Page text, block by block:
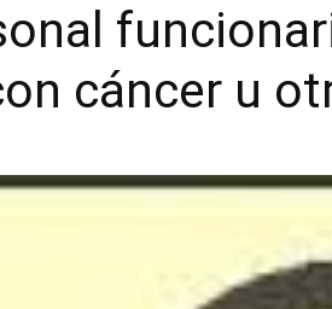
cáncer u